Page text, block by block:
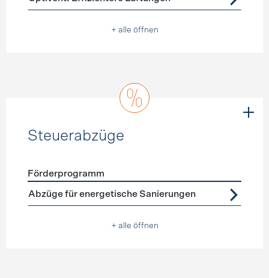
+ alle öffnen
Steuerabzüge
Förderprogramme Steuerabzüge
Förderprogramm
Abzüge für energetische Sanierungen
+ alle öffnen